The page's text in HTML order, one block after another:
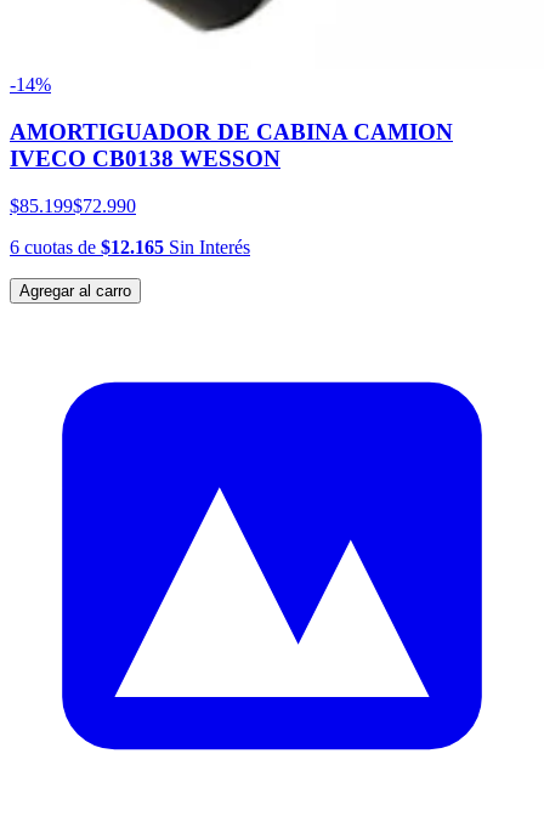
-14%
AMORTIGUADOR DE CABINA CAMION
IVECO CB0138 WESSON
$85.199$72.990
6 cuotas de $12.165 Sin Interés
Agregar al carro